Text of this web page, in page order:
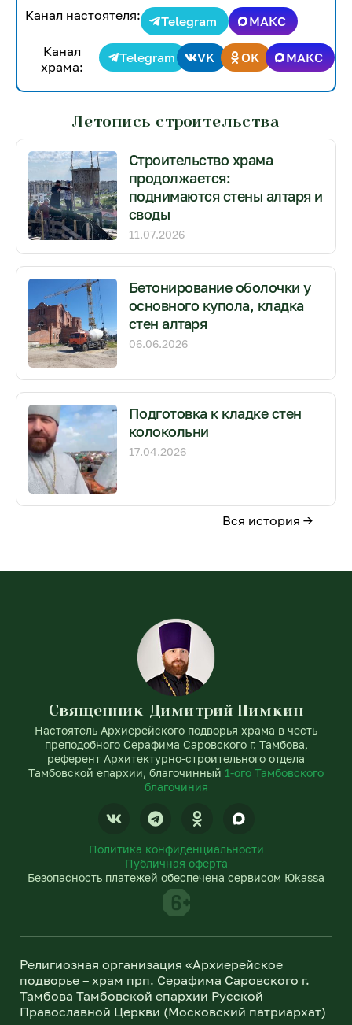
Канал настоятеля:
Telegram
МАКС
Канал
храма:
Telegram VK OK МАКС
Летопись строительства
Строительство храма
продолжается:
поднимаются стены алтаря и
своды
11.07.2026
Бетонирование оболочки у
основного купола, кладка
стен алтаря
06.06.2026
Подготовка к кладке стен
колокольни
17.04.2026
Вся история →
Священник Димитрий Пимкин
Настоятель Архиерейского подворья храма в честь
преподобного Серафима Саровского г. Тамбова,
референт Архитектурно-строительного отдела
Тамбовской епархии, благочинный 1-ого Тамбовского
благочиния
V
k
T
e
e
g
m
O
d
o
k
s
i
k
i
Политика конфиденциальности
Публичная оферта
Безопасность платежей обеспечена сервисом Юkassa
Религиозная организация «Архиерейское
подворье – храм прп. Серафима Саровского г.
Тамбова Тамбовской епархии Русской
Православной Церкви (Московский патриархат)